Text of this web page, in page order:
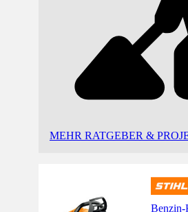
MEHR RATGEBER &
Benzin-